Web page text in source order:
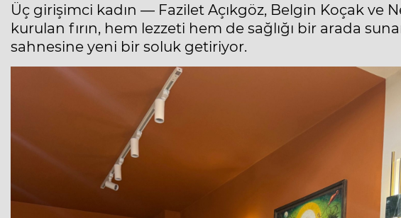
Üç girişimci kadın — Fazilet Açıkgöz, Belgin Koçak ve
kurulan fırın, hem lezzeti hem de sağlığı bir arada
sahnesine yeni bir soluk getiriyor.